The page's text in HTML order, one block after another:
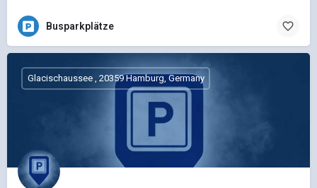
Busparkplätze
Glacischaussee , 20359 Hamburg, Germany